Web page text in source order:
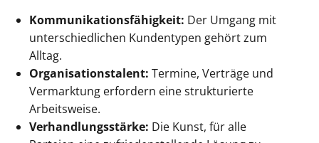
Kommunikationsfähigkeit: Der Umgang mit
unterschiedlichen Kundentypen gehört zum
Alltag.
Organisationstalent: Termine, Verträge und
Vermarktung erfordern eine strukturierte
Arbeitsweise.
Verhandlungsstärke: Die Kunst, für alle